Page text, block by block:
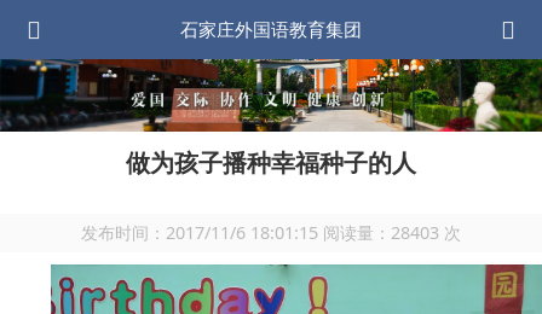
石家庄外国语教育集团
做为孩子播种幸福种子的人
发布时间： 2017/11/6 18:01:15 阅读量： 28403 次